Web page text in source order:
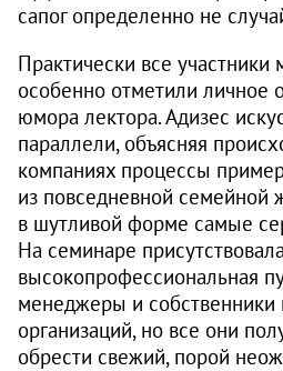
сапог определенно не
Практически все участники
особенно отметили личное
юмора лектора. Адизес
параллели, объясняя
компаниях процессы
из повседневной семейной
в шутливой форме самые
На семинаре
высокопрофессиональная
менеджеры и собственники
организаций, но все они
обрести свежий, порой